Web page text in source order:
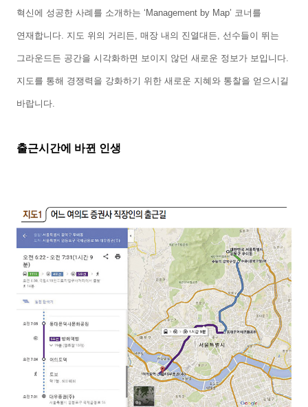
혁신에 성공한 사례를 소개하는 ‘Management by Map’ 코너를
연재합니다 지도 위의 거리든 ,매장 내의 진열대든 선수들이 뛰는
그라운드든 공간을 시각화하면 보이지 않던 새로운 정보가 보입니다
지도를 통해 경쟁력을 강화하기 위한 새로운 지혜와 통찰을 얻으시길
바랍니다
출근시간에 바뀐 인생